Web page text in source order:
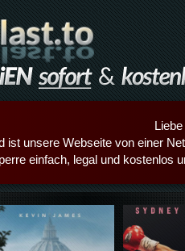
ist unsere Webseite von einer
einfach, legal und kostenlos
Details,Play